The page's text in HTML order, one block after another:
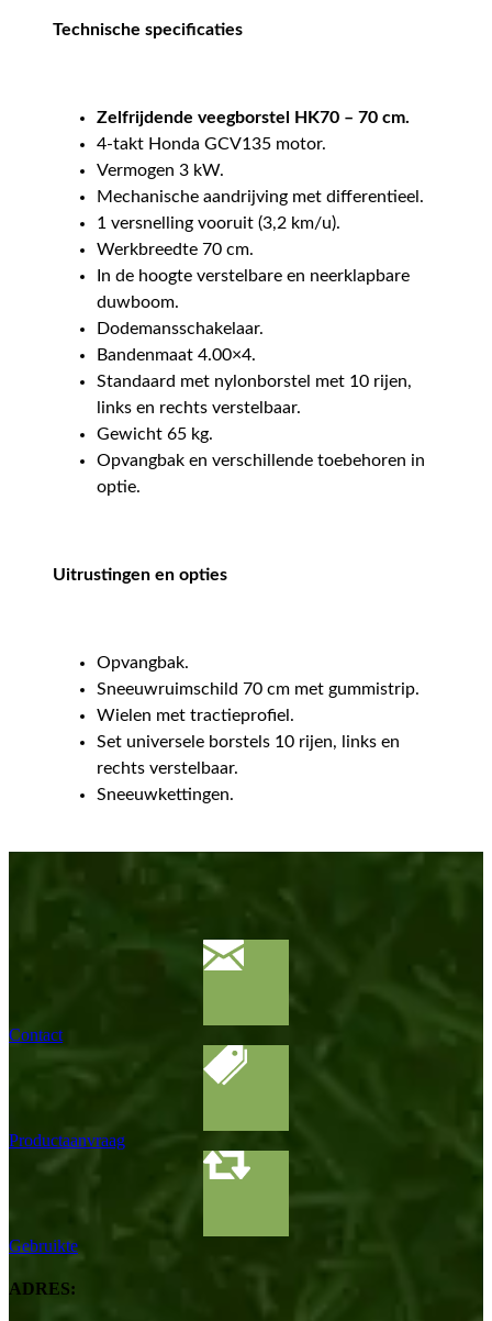
Technische specificaties
Zelfrijdende veegborstel HK70 – 70 cm.
4-takt Honda GCV135 motor.
Vermogen 3 kW.
Mechanische aandrijving met differentieel.
1 versnelling vooruit (3,2 km/u).
Werkbreedte 70 cm.
In de hoogte verstelbare en neerklapbare
duwboom.
Dodemansschakelaar.
Bandenmaat 4.00×4.
Standaard met nylonborstel met 10 rijen,
links en rechts verstelbaar.
Gewicht 65 kg.
Opvangbak en verschillende toebehoren in
optie.
Uitrustingen en opties
Opvangbak.
Sneeuwruimschild 70 cm met gummistrip.
Wielen met tractieprofiel.
Set universele borstels 10 rijen, links en
rechts verstelbaar.
Sneeuwkettingen.
Contact
Productaanvraag
Gebruikte
ADRES: